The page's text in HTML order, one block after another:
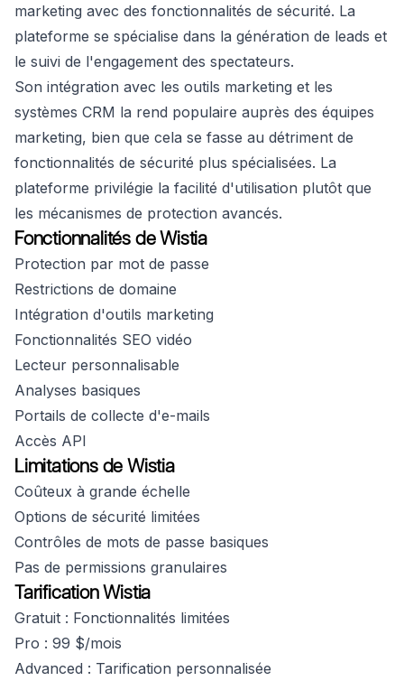
marketing avec des fonctionnalités de sécurité. La
plateforme se spécialise dans la génération de leads et
le suivi de l'engagement des spectateurs.
Son intégration avec les outils marketing et les
systèmes CRM la rend populaire auprès des équipes
marketing, bien que cela se fasse au détriment de
fonctionnalités de sécurité plus spécialisées. La
plateforme privilégie la facilité d'utilisation plutôt que
les mécanismes de protection avancés.
Fonctionnalités de Wistia
Protection par mot de passe
Restrictions de domaine
Intégration d'outils marketing
Fonctionnalités SEO vidéo
Lecteur personnalisable
Analyses basiques
Portails de collecte d'e-mails
Accès API
Limitations de Wistia
Coûteux à grande échelle
Options de sécurité limitées
Contrôles de mots de passe basiques
Pas de permissions granulaires
Tarification Wistia
Gratuit : Fonctionnalités limitées
Pro : 99 $/mois
Advanced : Tarification personnalisée